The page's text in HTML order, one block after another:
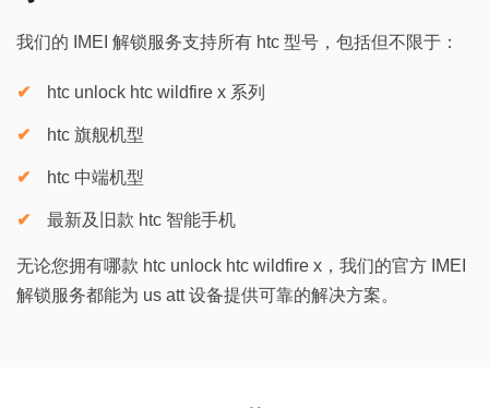
我们的 IMEI 解锁服务支持所有 htc 型号，包括但不限于：
htc unlock htc wildfire x 系列
htc 旗舰机型
htc 中端机型
最新及旧款 htc 智能手机
无论您拥有哪款 htc unlock htc wildfire x，我们的官方 IMEI
解锁服务都能为 us att 设备提供可靠的解决方案。